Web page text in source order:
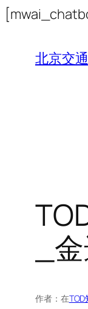
北京交
_
作者： 在